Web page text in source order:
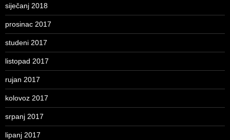
siječanj 2018
prosinac 2017
studeni 2017
listopad 2017
rujan 2017
kolovoz 2017
srpanj 2017
lipanj 2017